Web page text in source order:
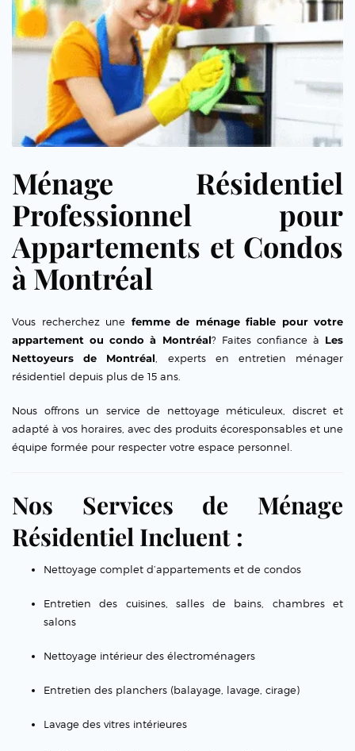
Ménage Résidentiel
Professionnel pour
Appartements et Condos
à Montréal
Vous recherchez une femme de ménage fiable pour votre
appartement ou condo à Montréal? Faites confiance à Les
Nettoyeurs de Montréal, experts en entretien ménager
résidentiel depuis plus de 15 ans.
Nous offrons un service de nettoyage méticuleux, discret et
adapté à vos horaires, avec des produits écoresponsables et une
équipe formée pour respecter votre espace personnel.
Nos Services de Ménage
Résidentiel Incluent :
Nettoyage complet d’appartements et de condos
Entretien des cuisines, salles de bains, chambres et
salons
Nettoyage intérieur des électroménagers
Entretien des planchers (balayage, lavage, cirage)
Lavage des vitres intérieures